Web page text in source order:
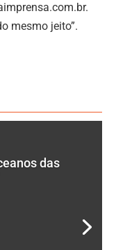
mesmo jeito”.
das